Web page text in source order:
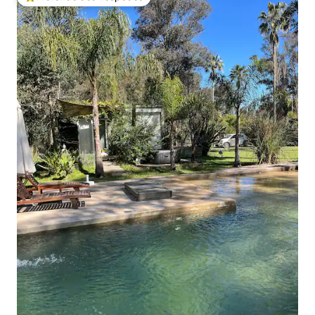
Entre os melhores preferidos dos hóspedes